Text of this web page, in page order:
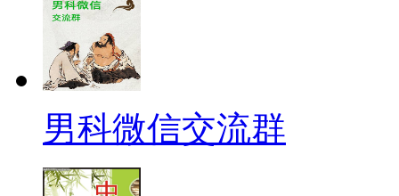
男科微信交流群